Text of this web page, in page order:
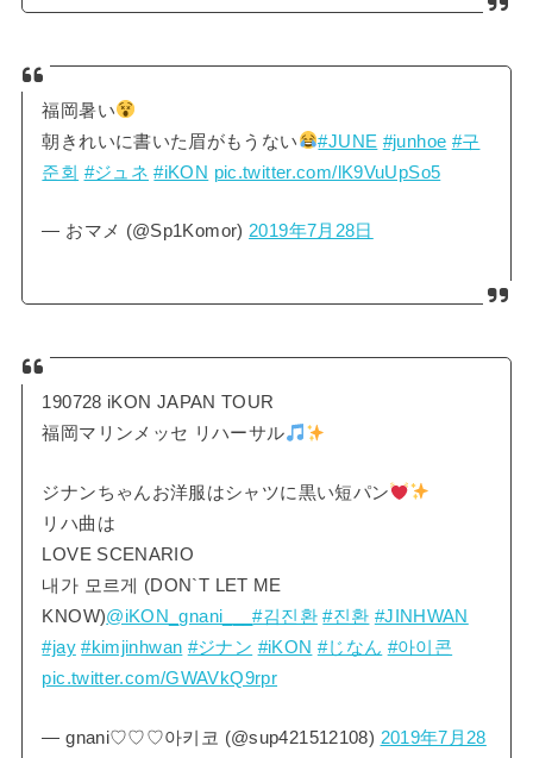
福岡暑い
朝きれいに書いた眉がもうない
#JUNE #junhoe #구
준회 #ジュネ #iKON pic.twitter.com/lK9VuUpSo5
— おマメ (@Sp1Komor)2019年7月28日
190728 iKON JAPAN TOUR
福岡マリンメッセ リハーサル
ジナンちゃんお洋服はシャツに黒い短パン
リハ曲は
LOVE SCENARIO
내가 모르게 (DON`T LET ME
KNOW)@iKON_gnani___#김진환 #진환 #JINHWAN
#jay #kimjinhwan #ジナン #iKON #じなん #아이콘
pic.twitter.com/GWAVkQ9rpr
— gnani♡♡♡아키코 (@sup421512108) 2019年7月28